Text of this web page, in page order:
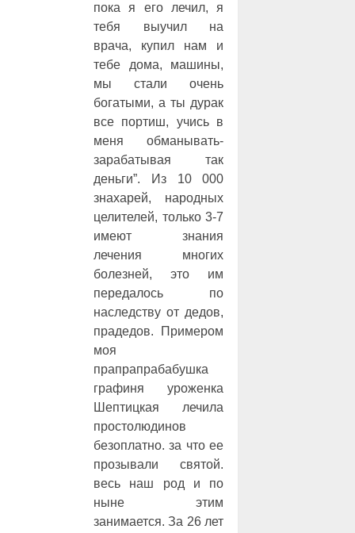
пока я его лечил, я
тебя выучил на
врача, купил нам и
тебе дома, машины,
мы стали очень
богатыми, а ты дурак
все портиш, учись в
меня обманывать-
зарабатывая так
деньги”. Из 10 000
знахарей, народных
целителей, только 3-7
имеют знания
лечения многих
болезней, это им
передалось по
наследству от дедов,
прадедов. Примером
моя
прапрапрабабушка
графиня уроженка
Шептицкая лечила
простолюдинов
безоплатно. за что ее
прозывали святой.
весь наш род и по
ныне этим
занимается. За 26 лет